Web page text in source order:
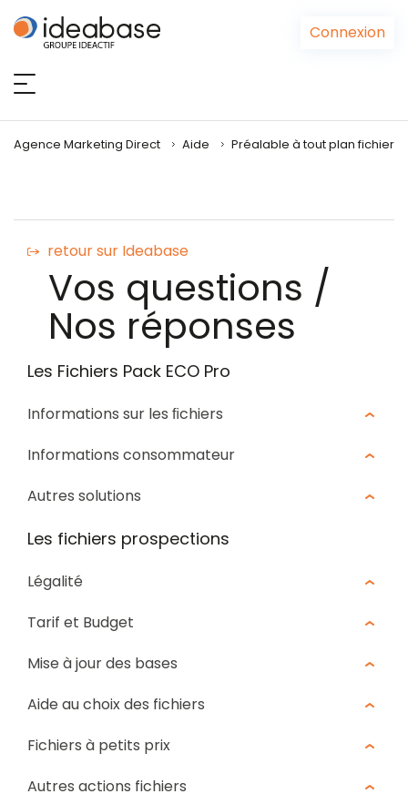
Connexion
Agence Marketing Direct Aide Préalable à tout plan fichier
retour sur Ideabase
Vos questions /
Nos réponses
Les Fichiers Pack ECO Pro
Informations sur les ﬁchiers
Informations consommateur
Autres solutions
Les fichiers prospections
Légalité
Tarif et Budget
Mise à jour des bases
Aide au choix des fichiers
Fichiers à petits prix
Autres actions fichiers